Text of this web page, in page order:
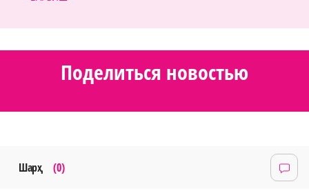
Поделиться новостью
Шарҳ (0)